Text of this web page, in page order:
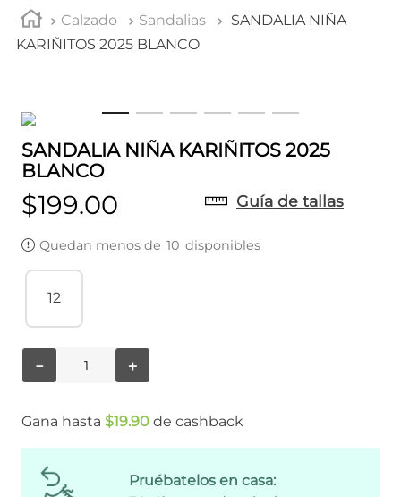
Calzado Sandalias
SANDALIA NIÑA
KARIÑITOS 2025 BLANCO
SANDALIA NIÑA KARIÑITOS 2025
BLANCO
$199.00 Guía de tallas
Quedan menos de 10 disponibles
12
＋
－
Gana hasta $19.90 de cashback
Pruébatelos en casa:
5. tenis